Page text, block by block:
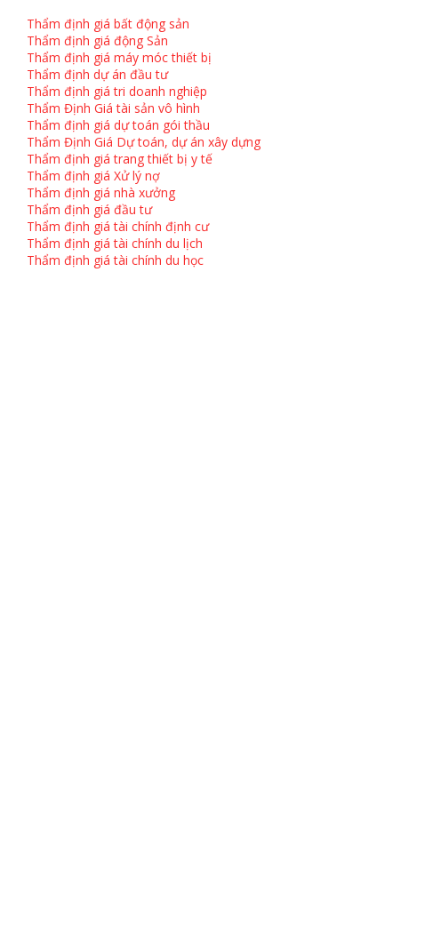
Thẩm định giá bất động sản
Thẩm định giá động Sản
Thẩm định giá máy móc thiết bị
Thẩm định dự án đầu tư
Thẩm định giá tri doanh nghiệp
Thẩm Định Giá tài sản vô hình
Thẩm định giá dự toán gói thầu
Thẩm Định Giá Dự toán, dự án xây dựng
Thẩm định giá trang thiết bị y tế
Thẩm định giá Xử lý nợ
Thẩm định giá nhà xưởng
Thẩm định giá đầu tư
Thẩm định giá tài chính định cư
Thẩm định giá tài chính du lịch
Thẩm định giá tài chính du học